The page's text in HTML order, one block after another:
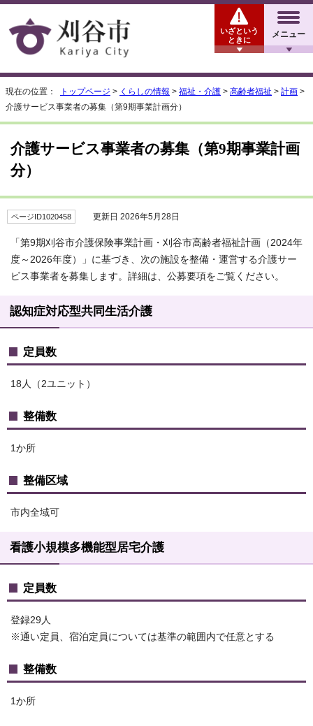
メニュー
いざという
ときに
現在の位置： トップページ > くらしの情報 > 福祉・介護 > 高齢者福祉 > 計画 >
介護サービス事業者の募集（第9期事業計画分）
介護サービス事業者の募集（第9期事業計画
分）
ページID1020458 更新日 2026年5月28日
「第9期刈谷市介護保険事業計画・刈谷市高齢者福祉計画（2024年
度～2026年度）」に基づき、次の施設を整備・運営する介護サー
ビス事業者を募集します。詳細は、公募要項をご覧ください。
認知症対応型共同生活介護
定員数
18人（2ユニット）
整備数
1か所
整備区域
市内全域可
看護小規模多機能型居宅介護
定員数
登録29人
※通い定員、宿泊定員については基準の範囲内で任意とする
整備数
1か所